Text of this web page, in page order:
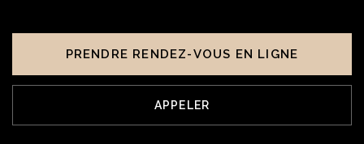
PRENDRE RENDEZ-VOUS EN LIGNE
APPELER